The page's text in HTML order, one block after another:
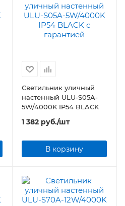
Светильник уличный
настенный ULU-S05A-
5W/4000K IP54 BLACK
1 382руб./шт
В корзину